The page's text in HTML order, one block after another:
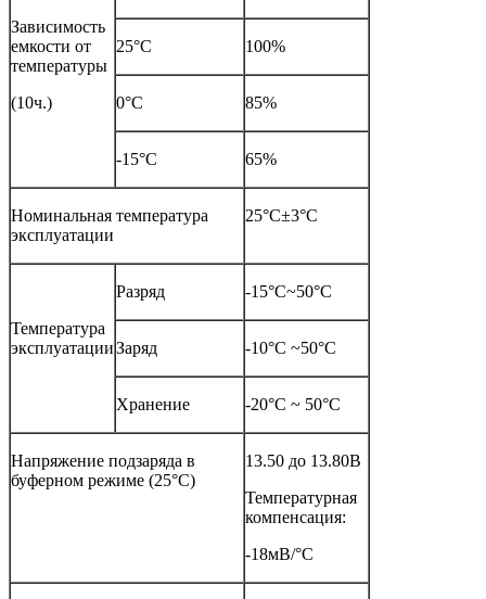
Зависимость
емкости от
температуры
(10ч.)
25°C 100%
0°C 85%
-15°C 65%
Номинальная температура
эксплуатации
25°C±3°C
Температура
эксплуатации
Разряд -15°C~50°C
Заряд -10°C ~50°C
Хранение -20°C ~ 50°C
Напряжение подзаряда в
буферном режиме (25°C)
13.50 до 13.80В
Температурная
компенсация:
-18мВ/°C